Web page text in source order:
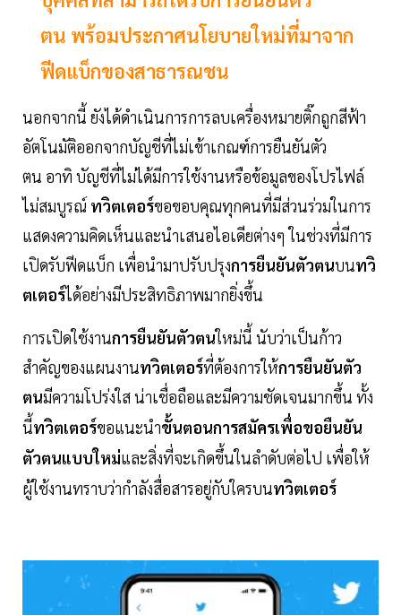
ตน พร้อมประกาศนโยบายใหม่ที่มาจาก
ฟีดแบ็กของสาธารณชน
นอกจากนี้ ยังได้ดำเนินการการลบเครื่องหมายติ๊กถูกสีฟ้า
อัตโนมัติออกจากบัญชีที่ไม่เข้าเกณฑ์การยืนยันตัว
ตน อาทิ บัญชีที่ไม่ได้มีการใช้งานหรือข้อมูลของโปรไฟล์
ไม่สมบูรณ์ ทวิตเตอร์ขอขอบคุณทุกคนที่มีส่วนร่วมในการ
แสดงความคิดเห็นและนำเสนอไอเดียต่างๆ ในช่วงที่มีการ
เปิดรับฟีดแบ็ก เพื่อนำมาปรับปรุงการยืนยันตัวตนบนทวิ
ตเตอร์ได้อย่างมีประสิทธิภาพมากยิ่งขึ้น
การเปิดใช้งานการยืนยันตัวตนใหม่นี้ นับว่าเป็นก้าว
สำคัญของแผนงานทวิตเตอร์ที่ต้องการให้การยืนยันตัว
ตนมีความโปร่งใส น่าเชื่อถือและมีความชัดเจนมากขึ้น ทั้ง
นี้ทวิตเตอร์ขอแนะนำขั้นตอนการสมัครเพื่อขอยืนยัน
ตัวตนแบบใหม่และสิ่งที่จะเกิดขึ้นในลำดับต่อไป เพื่อให้
ผู้ใช้งานทราบว่ากำลังสื่อสารอยู่กับใครบนทวิตเตอร์